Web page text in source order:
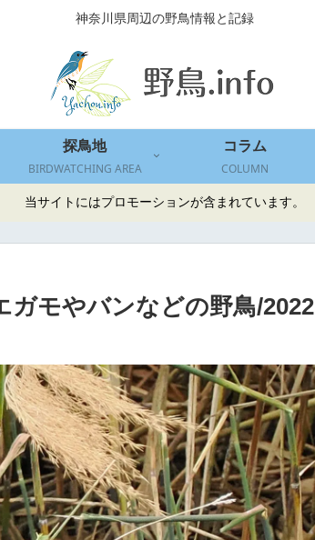
神奈川県周辺の野鳥情報と記録
探鳥地
BIRDWATCHING AREA
コラム
COLUMN
当サイトにはプロモーションが含まれています。
ガモやバンなどの野鳥/2022